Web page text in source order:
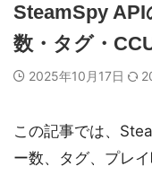
SteamSpy API
数・タグ・
2025年10月17日
この記事では、
ー数、タグ、プレ